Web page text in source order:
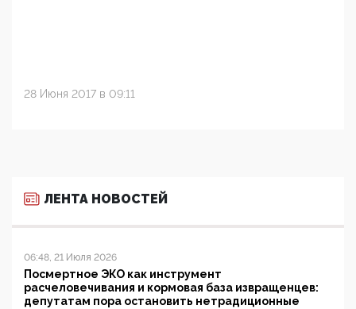
28 Июня 2017 в 09:11
ЛЕНТА НОВОСТЕЙ
06:48, 21 Июля 2026
Посмертное ЭКО как инструмент
расчеловечивания и кормовая база извращенцев:
депутатам пора остановить нетрадиционные